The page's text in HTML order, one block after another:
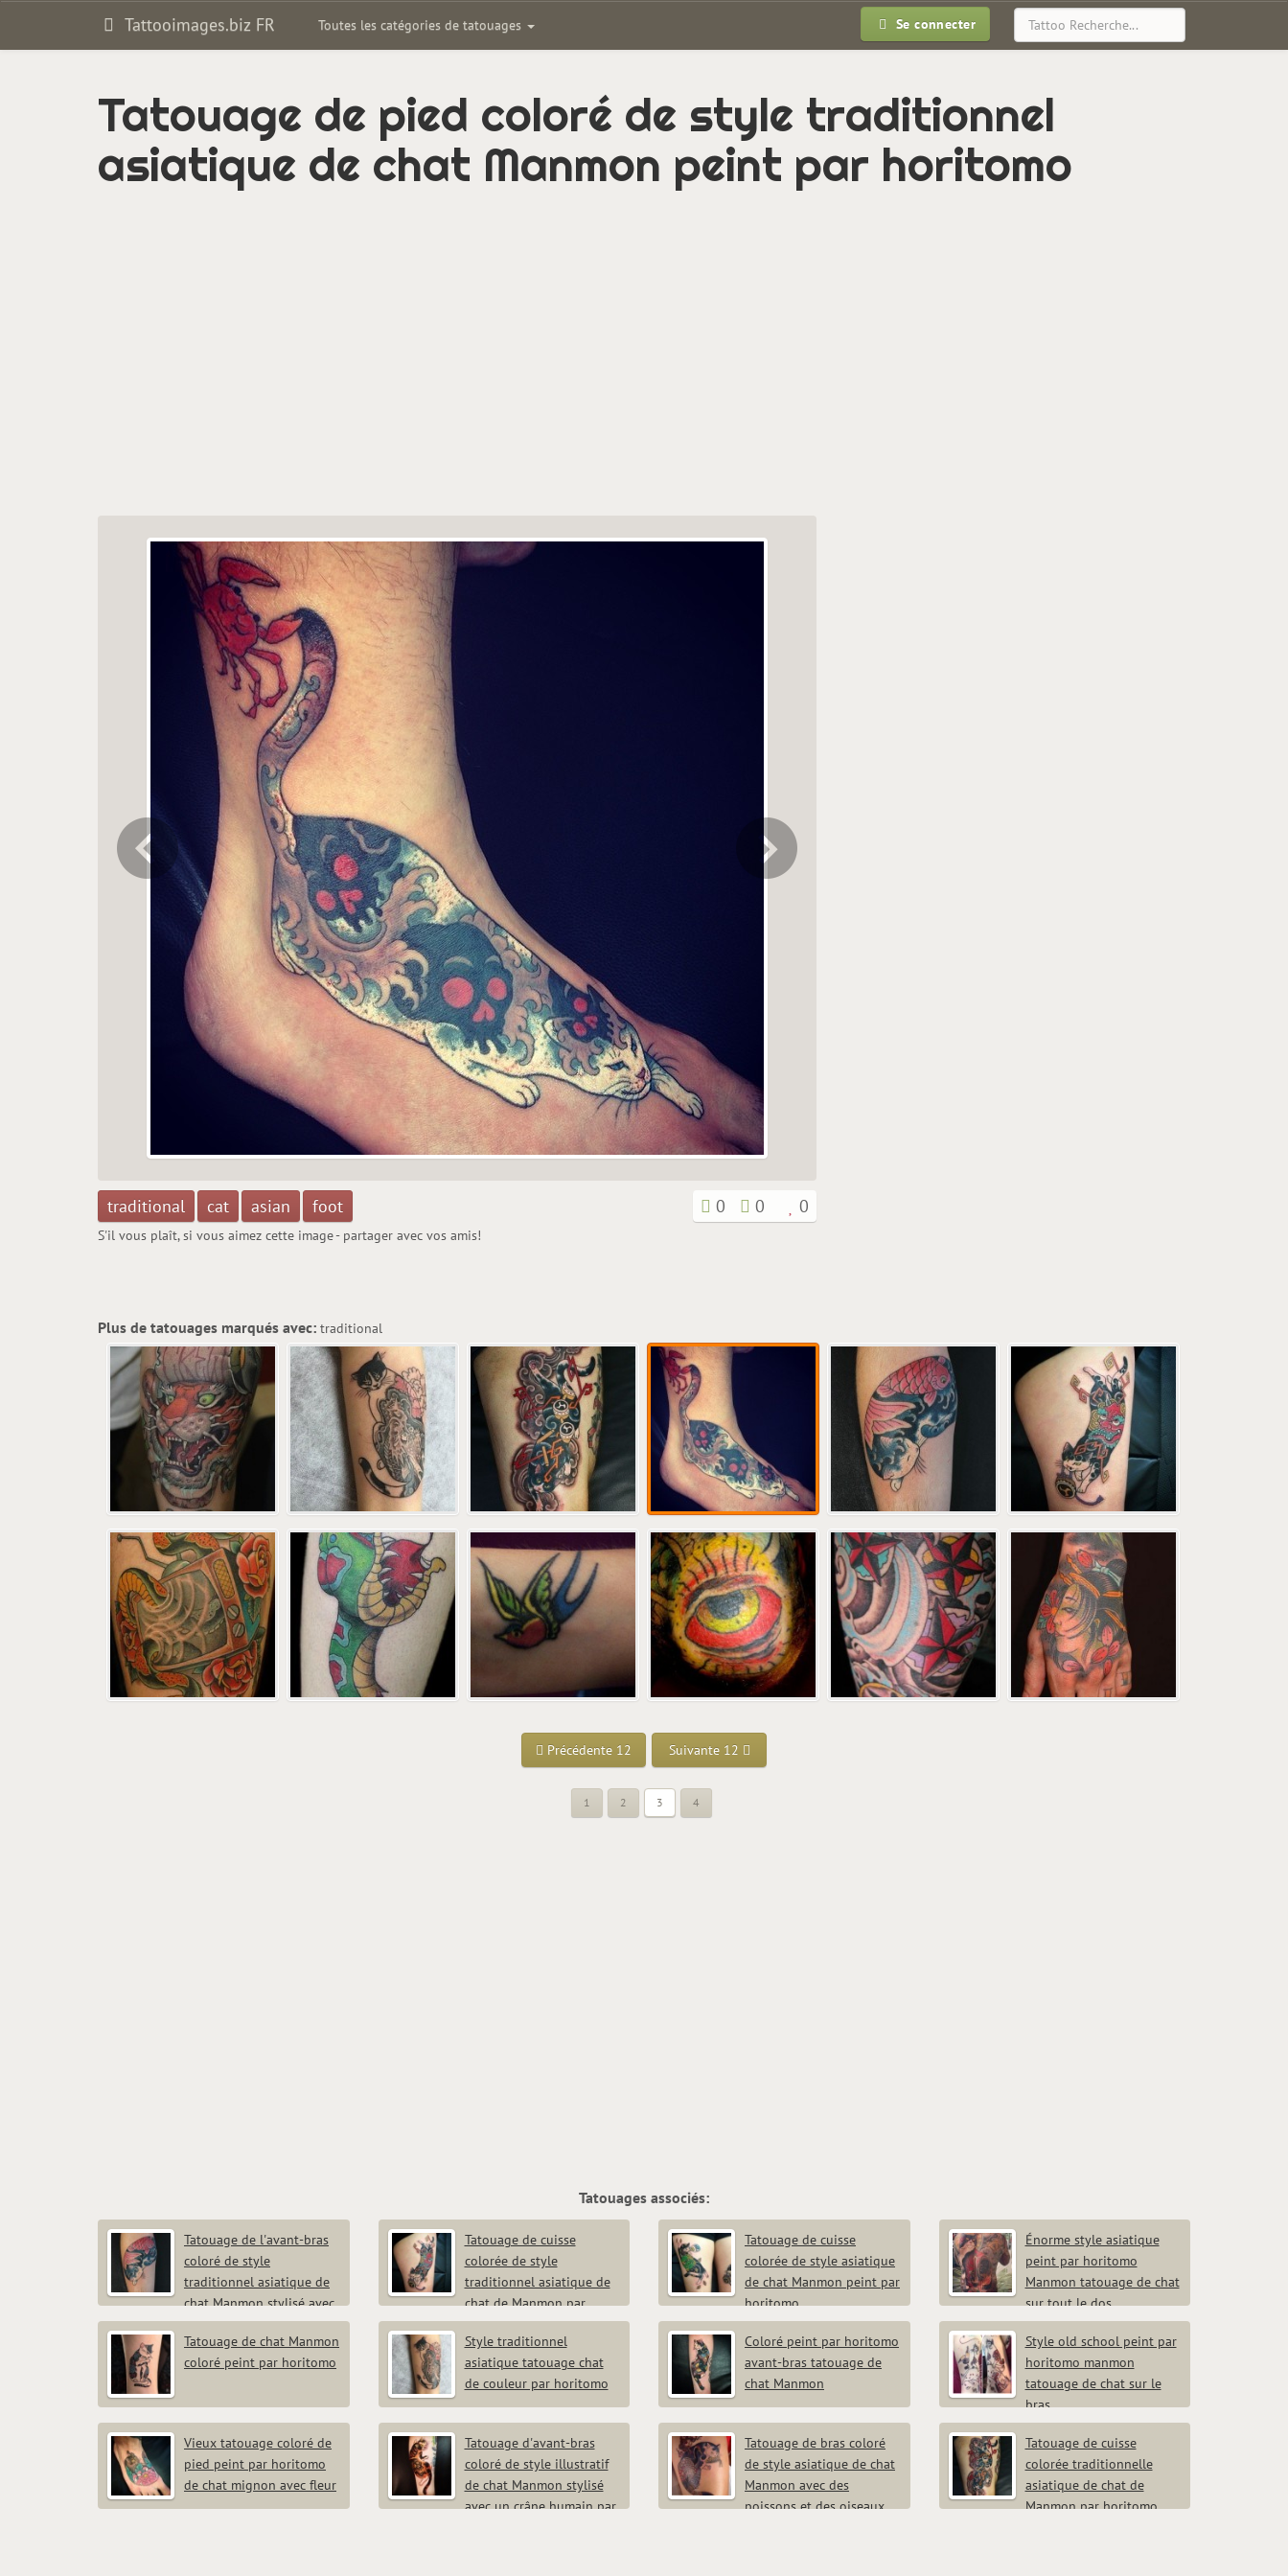
Tattooimages.biz FR Toutes les catégories de tatouages Se connecter
Tatouage de pied coloré de style traditionnel
asiatique de chat Manmon peint par horitomo
traditional cat asian foot 0 0 0
S'il vous plaît, si vous aimez cette image - partager avec vos amis!
Plus de tatouages marqués avec: traditional
Précédente 12 Suivante 12
1 2 3 4
Tatouages associés:
Tatouage de l'avant-bras
coloré de style
traditionnel asiatique de
chat Manmon stylisé avec
des poissons par horitomo
Tatouage de cuisse
colorée de style
traditionnel asiatique de
chat de Manmon par
horitomo
Tatouage de cuisse
colorée de style asiatique
de chat Manmon peint par
horitomo
Énorme style asiatique
peint par horitomo
Manmon tatouage de chat
sur tout le dos
Tatouage de chat Manmon
coloré peint par horitomo
Style traditionnel
asiatique tatouage chat
de couleur par horitomo
Coloré peint par horitomo
avant-bras tatouage de
chat Manmon
Style old school peint par
horitomo manmon
tatouage de chat sur le
bras
Vieux tatouage coloré de
pied peint par horitomo
de chat mignon avec fleur
Tatouage d'avant-bras
coloré de style illustratif
de chat Manmon stylisé
avec un crâne humain par
Tatouage de bras coloré
de style asiatique de chat
Manmon avec des
poissons et des oiseaux
Tatouage de cuisse
colorée traditionnelle
asiatique de chat de
Manmon par horitomo